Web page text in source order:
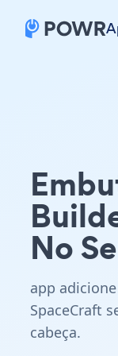
No
app
SpaceCraft
cabeça.